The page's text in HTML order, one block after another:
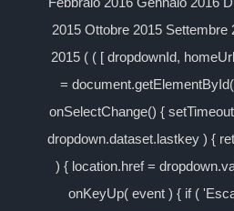
2015 Ottobre 2015 Settembre
2015 ( ( [ dropdownId,
=
onSelectChange() {
dropdown.dataset.lastkey ) {
) { location.href =
onKeyUp( event ) { if (